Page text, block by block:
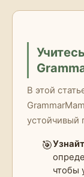
В этой
устойчивый
🎯
чтобы